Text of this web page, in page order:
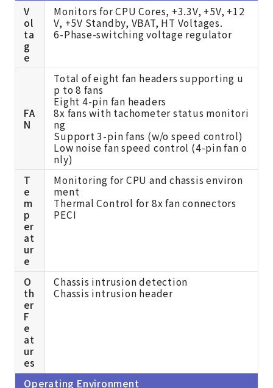
V
ol
ta
g
e
Monitors for CPU Cores, +3.3V, +5V, +12
V, +5V Standby, VBAT, HT Voltages.
6-Phase-switching voltage regulator
FA
N
Total of eight fan headers supporting u
p to 8 fans
Eight 4-pin fan headers
8x fans with tachometer status monitori
ng
Support 3-pin fans (w/o speed control)
Low noise fan speed control (4-pin fan o
nly)
T
e
m
p
er
at
ur
e
Monitoring for CPU and chassis environ
ment
Thermal Control for 8x fan connectors
PECI
O
th
er
F
e
at
ur
es
Chassis intrusion detection
Chassis intrusion header
Operating Environment